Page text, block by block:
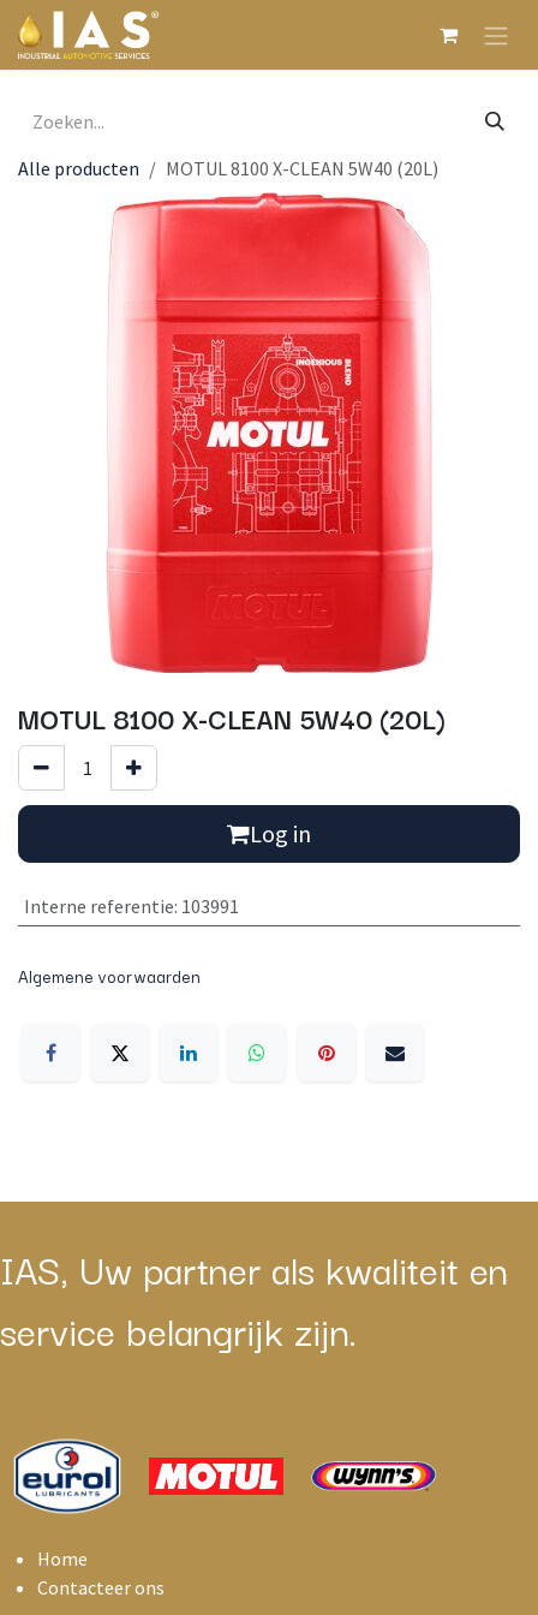
Overslaan naar inhoud
Alle producten MOTUL 8100 X-CLEAN 5W40 (20L)
MOTUL 8100 X-CLEAN 5W40 (20L)
Log in
Interne referentie: 103991
Algemene voorwaarden
IAS, Uw partner als kwaliteit en
service belangrijk zijn.
Home
Contacteer ons